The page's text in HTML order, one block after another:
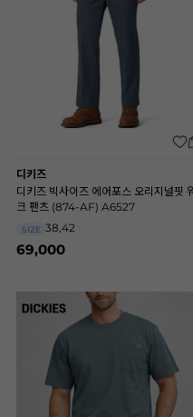
디키즈
디키즈 빅사이즈 에어포스 오리지널핏 워
크 팬츠 (874-AF) A6527
SIZE 38,42
69,000